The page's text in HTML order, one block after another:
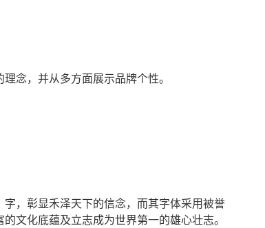
念，并从多方面展示品牌个性。
，彰显禾泽天下的信念，而其字体采用被誉
的文化底蕴及立志成为世界第一的雄心壮志。